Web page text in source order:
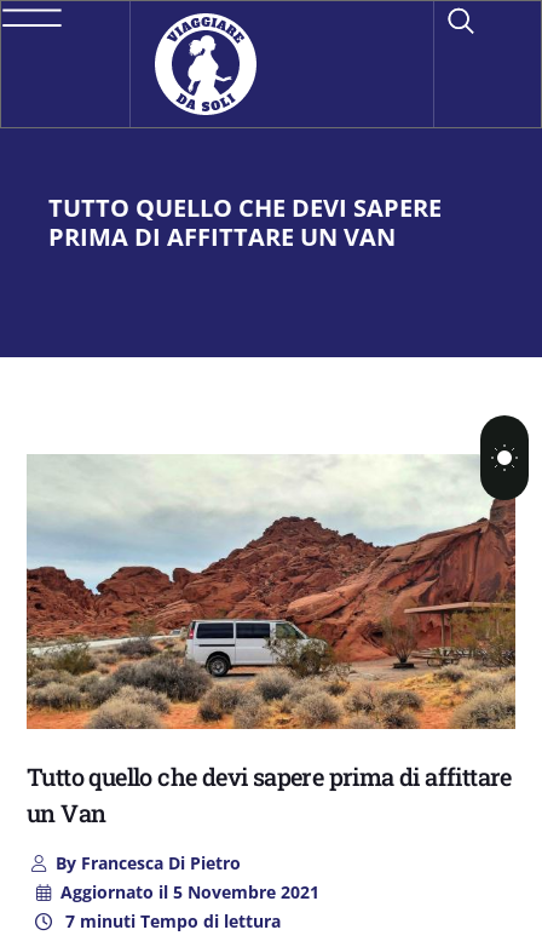
TUTTO QUELLO CHE DEVI SAPERE
PRIMA DI AFFITTARE UN VAN
Tutto quello che devi sapere prima di affittare
un Van
ByFrancesca Di Pietro
Aggiornato il5 Novembre 2021
7 minuti Tempo di lettura